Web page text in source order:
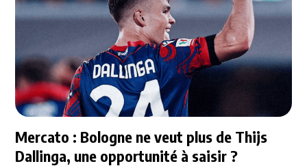
Mercato : Bologne ne veut plus de Thijs
Dallinga, une opportunité à saisir ?